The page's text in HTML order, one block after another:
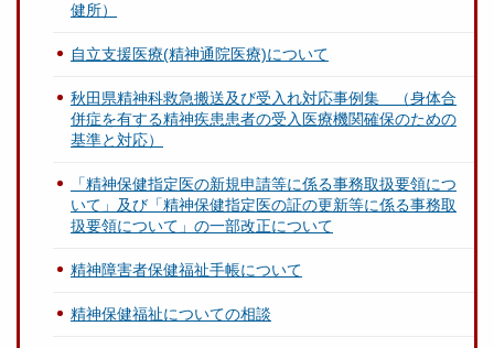
健所）
自立支援医療(精神通院医療)について
秋田県精神科救急搬送及び受入れ対応事例集 （身体合
併症を有する精神疾患患者の受入医療機関確保のための
基準と対応）
「精神保健指定医の新規申請等に係る事務取扱要領につ
いて」及び「精神保健指定医の証の更新等に係る事務取
扱要領について」の一部改正について
精神障害者保健福祉手帳について
精神保健福祉についての相談